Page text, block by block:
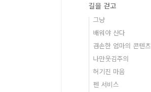
길을 걷고
그냥
배워야 산다
겸손한 엄마의 콘텐츠
나만웃김주의
허기진 마음
펜 서비스